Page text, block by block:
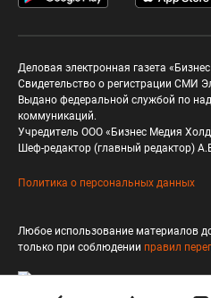
Деловая электронная газета
Свидетельство о регистрации СМИ
Выдано федеральной службой по
коммуникаций.
Учредитель ООО «Бизнес Медия
Шеф-редактор (главный редактор)
Политика о персональных данных
Любое использование материалов
только при соблюдении правил